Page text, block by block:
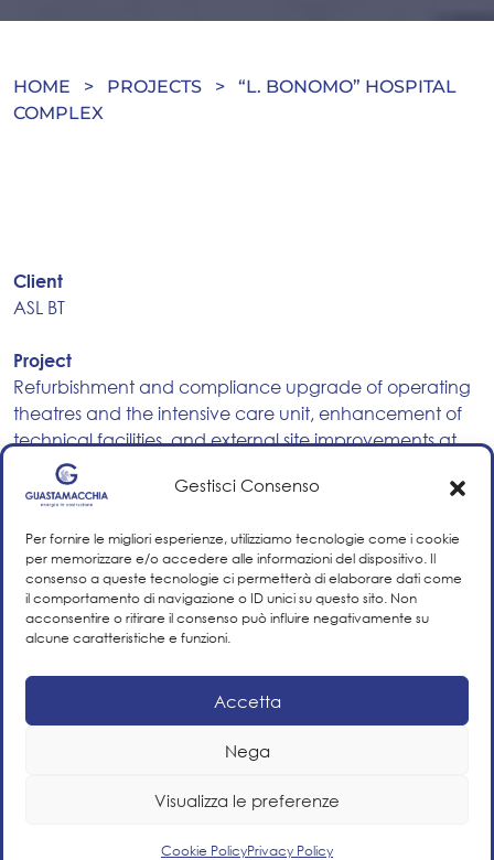
Gestisci Consenso
Per fornire le migliori esperienze, utilizziamo tecnologie come i cookie
per memorizzare e/o accedere alle informazioni del dispositivo. Il
consenso a queste tecnologie ci permetterà di elaborare dati come
il comportamento di navigazione o ID unici su questo sito. Non
acconsentire o ritirare il consenso può influire negativamente su
alcune caratteristiche e funzioni.
Accetta
Nega
Visualizza le preferenze
Cookie PolicyPrivacy Policy
HOME > PROJECTS >
“L. BONOMO” HOSPITAL
COMPLEX
Client
ASL BT
Project
Refurbishment and compliance upgrade of operating
theatres and the intensive care unit, enhancement of
technical facilities, and external site improvements at
the “L. Bonomo” Hospital in Andria (BT).
Completed
Completion
2010
Business Area